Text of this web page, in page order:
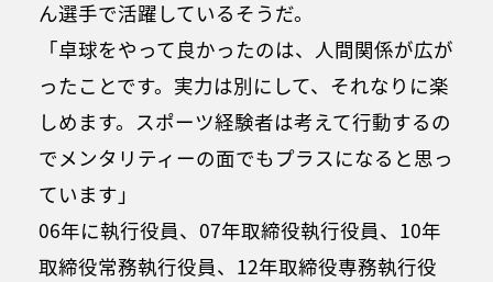
ん選手で活躍しているそうだ。
「卓球をやって良かったのは、人間関係が広が
ったことです。実力は別にして、それなりに楽
しめます。スポーツ経験者は考えて行動するの
でメンタリティーの面でもプラスになると思っ
ています」
06年に執行役員、07年取締役執行役員、10年
取締役常務執行役員、12年取締役専務執行役